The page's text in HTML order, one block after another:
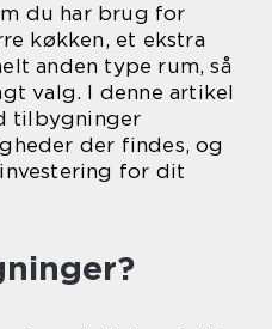
du har brug for
køkken, et ekstra
anden type rum, så
valg. I denne artikel
tilbygninger
der findes, og
for dit